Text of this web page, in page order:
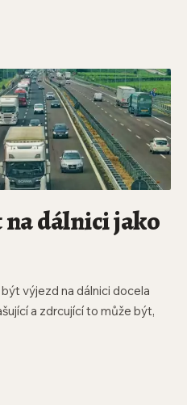
dálnici jako
výjezd na dálnici docela
a zdrcující to může být,